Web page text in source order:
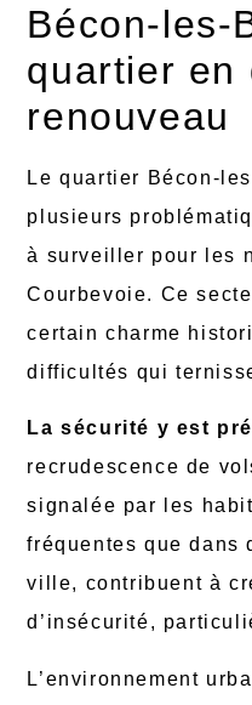
Bécon-les-
quartier en
renouveau
Le quartier Bécon-
plusieurs
à surveiller pour les
Courbevoie. Ce
certain charme
difficultés qui
La sécurité y est
recrudescence de
signalée par les
fréquentes que dans
ville, contribuent à
d’insécurité,
L’environnement